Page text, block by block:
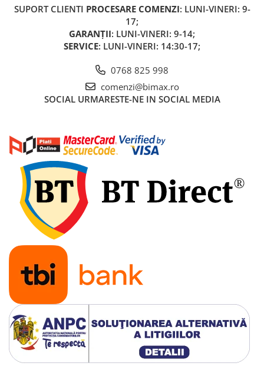
⬇ TIPURI
Fara Permis
50 km/h
Chopper
Harley
⬇ MARCI
➔ Geeli
➔ RDB
➔ Z-Tech
➔ Kuba
PIESE DE SCHIMB
Acceleratii
Baterii
Baterii 48V
Baterii 60V
SUPORT CLIENTI PROCESARE COMENZI: LUNI-VINERI: 9-
17;
GARANȚII: LUNI-VINERI: 9-14;
SERVICE: LUNI-VINERI: 14:30-17;
0768 825 998
comenzi@bimax.ro
SOCIAL URMARESTE-NE IN SOCIAL MEDIA